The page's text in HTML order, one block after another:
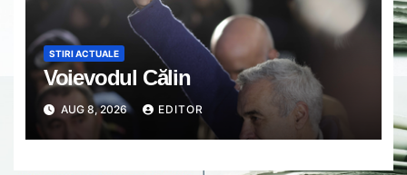
STIRI ACTUALE
Voievodul Călin
AUG 8, 2026 EDITOR